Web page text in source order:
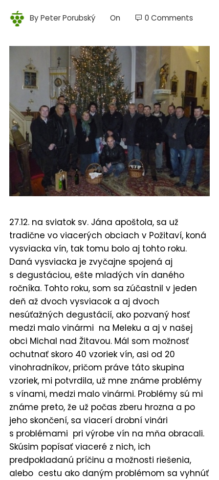
ByPeter Porubský On 0 Comments
27.12. na sviatok sv. Jána apoštola, sa už
tradične vo viacerých obciach v Požitaví, koná
vysviacka vín, tak tomu bolo aj tohto roku.
Daná vysviacka je zvyčajne spojená aj
s degustáciou, ešte mladých vín daného
ročníka. Tohto roku, som sa zúčastnil v jeden
deň až dvoch vysviacok a aj dvoch
nesúťažných degustácií, ako pozvaný hosť
medzi malo vinármi na Meleku a aj v našej
obci Michal nad Žitavou. Mál som možnosť
ochutnať skoro 40 vzoriek vín, asi od 20
vinohradníkov, pričom práve táto skupina
vzoriek, mi potvrdila, už mne známe problémy
s vínami, medzi malo vinármi. Problémy sú mi
známe preto, že už počas zberu hrozna a po
jeho skončení, sa viacerí drobní vinári
s problémami pri výrobe vín na mňa obracali.
Skúsim popísať viaceré z nich, ich
predpokladanú príčinu a možnosti riešenia,
alebo cestu ako daným problémom sa vyhnúť